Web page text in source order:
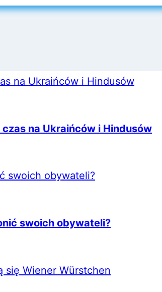
na Ukraińców i Hindusów
swoich obywateli?